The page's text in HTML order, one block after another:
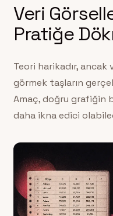
Veri
Pratiğe
Teori harikadır,
görmek taşların
Amaç, doğru grafiğin
daha ikna edici